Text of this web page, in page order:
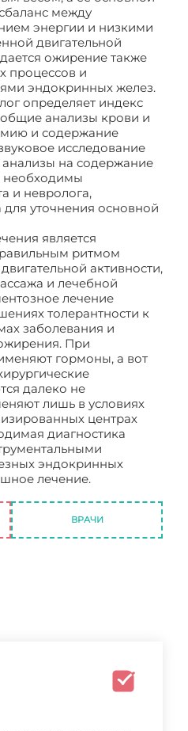
между
энергии и низкими
двигательной
ожирение также
процессов и
эндокринных желез.
определяет индекс
общие анализы крови и
и содержание
исследование
на содержание
необходимы
и невролога,
уточнения основной
является
ритмом
активности,
и лечебной
лечение
толерантности к
заболевания и
При
гормоны, а вот
далеко не
лишь в условиях
центрах
диагностика
эндокринных
лечение.
ВРАЧИ